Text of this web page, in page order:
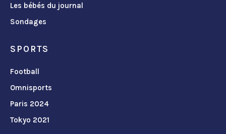
Les bébés du journal
Sondages
SPORTS
Football
Omnisports
Paris 2024
Tokyo 2021